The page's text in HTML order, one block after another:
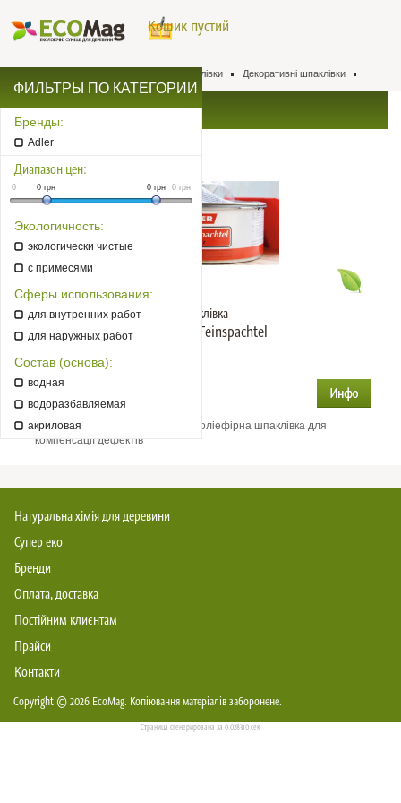
Шпаклівки Декоративні шпаклівки
Декоративні шпаклівки
Шпаклівка
Adler Poly-Feinspachtel
Объем: 1 кг
от1 601грн.
універсальна двокомпонентна поліефірна шпаклівка для
компенсації дефектів
ФИЛЬТРЫ ПО КАТЕГОРИИ
Бренды:
Adler
Диапазон цен:
0 0 грн
0 грн 0грн
Экологичность:
экологически чистые
с примесями
Сферы использования:
для внутренних работ
для наружных работ
Состав (основа):
водная
водоразбавляемая
акриловая
Кошик пустий
Натуральна хімія для деревини
Супер еко
Бренди
Оплата, доставка
Постійним клиєнтам
Прайси
Контакти
Copyright © 2026 EcoMag. Копіювання матеріалів заборонене.
Страница сгенерирована за 0.028310 сек